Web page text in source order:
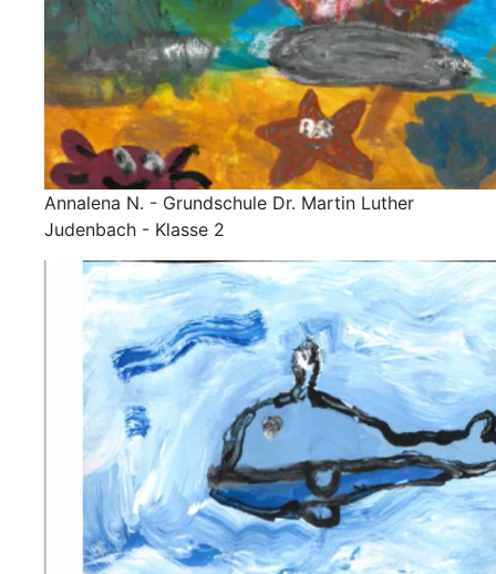
Annalena N. - Grundschule Dr. Martin Luther
Judenbach - Klasse 2